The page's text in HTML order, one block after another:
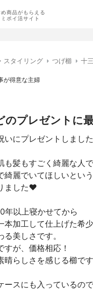
め商品がもらえる
ポイ活サイト
スタイリング つげ櫛 十
が得意な主婦
のプレゼントに
いにプレゼントしまし
も髪もすごく綺麗な人で
綺麗でいてほしいとい
ました❤️
年以上寝かせてから
本加工して仕上げた希
美しさです。
が、価格相応！
晴らしさを感じる櫛です
ースにも入っているの